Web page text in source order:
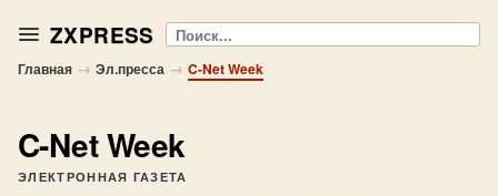
ZXPRESS Поиск
Главная → Эл.пресса → C-Net Week
C-Net Week
ЭЛЕКТРОННАЯ ГАЗЕТА